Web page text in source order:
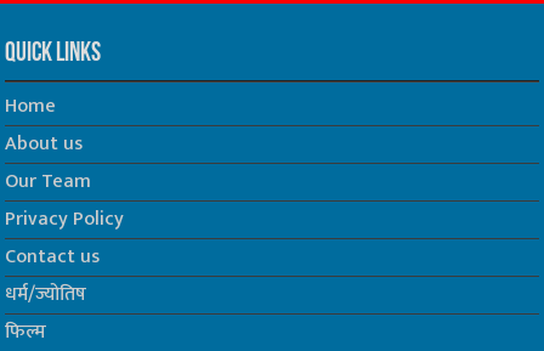
Quick Links
Home
About us
Our Team
Privacy Policy
Contact us
धर्म/ज्योतिष
फिल्म